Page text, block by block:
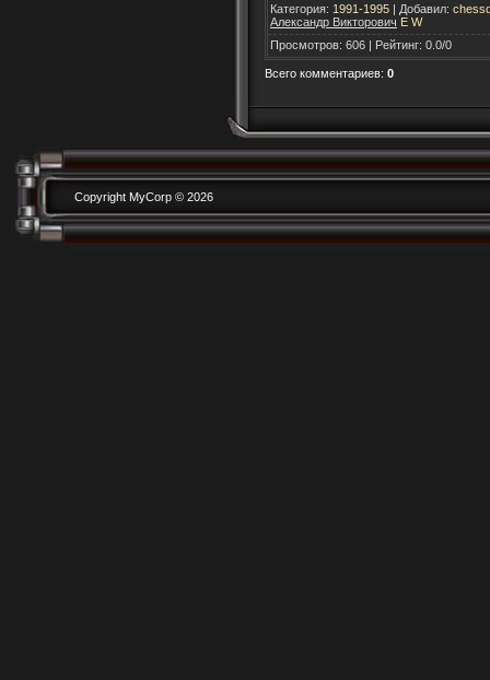
Категория: 1991-1995 | Добавил:
Александр Викторович E W
Просмотров: 606 | Рейтинг: 0.0/0
Всего комментариев: 0
Copyright MyCorp © 2026